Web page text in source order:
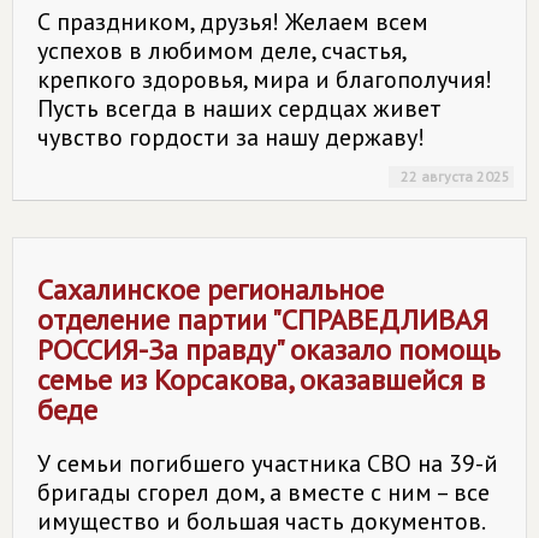
С праздником, друзья! Желаем всем
успехов в любимом деле, счастья,
крепкого здоровья, мира и благополучия!
Пусть всегда в наших сердцах живет
чувство гордости за нашу державу!
22 августа 2025
Сахалинское региональное
отделение партии "СПРАВЕДЛИВАЯ
РОССИЯ-За правду" оказало помощь
семье из Корсакова, оказавшейся в
беде
У семьи погибшего участника СВО на 39-й
бригады сгорел дом, а вместе с ним – все
имущество и большая часть документов.